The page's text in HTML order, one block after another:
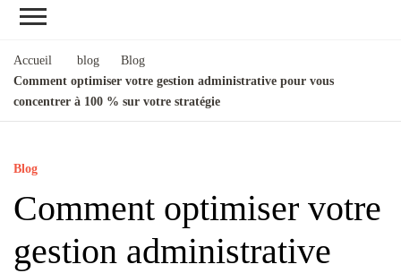
Accueil blog
Blog
Comment optimiser votre gestion administrative pour vous
concentrer à 100 % sur votre stratégie
Blog
Comment optimiser votre
gestion administrative